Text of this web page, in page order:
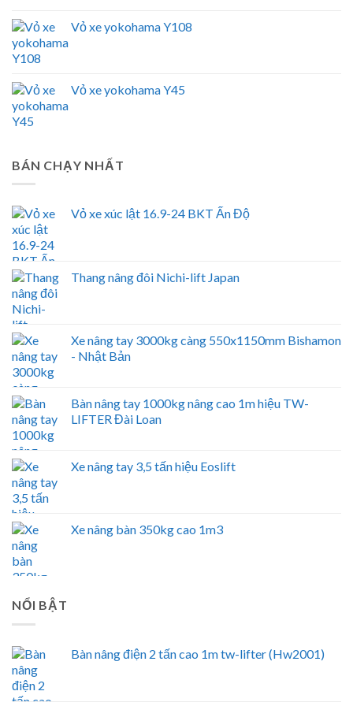
Vỏ xe yokohama Y108
Vỏ xe yokohama Y45
BÁN CHẠY NHẤT
Vỏ xe xúc lật 16.9-24 BKT Ấn Độ
Thang nâng đôi Nichi-lift Japan
Xe nâng tay 3000kg càng 550x1150mm Bishamon
- Nhật Bản
Bàn nâng tay 1000kg nâng cao 1m hiệu TW-
LIFTER Đài Loan
Xe nâng tay 3,5 tấn hiệu Eoslift
Xe nâng bàn 350kg cao 1m3
NỔI BẬT
Bàn nâng điện 2 tấn cao 1m tw-lifter (Hw2001)